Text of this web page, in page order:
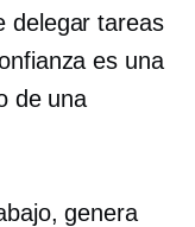
delegar tareas
es una
de una
genera